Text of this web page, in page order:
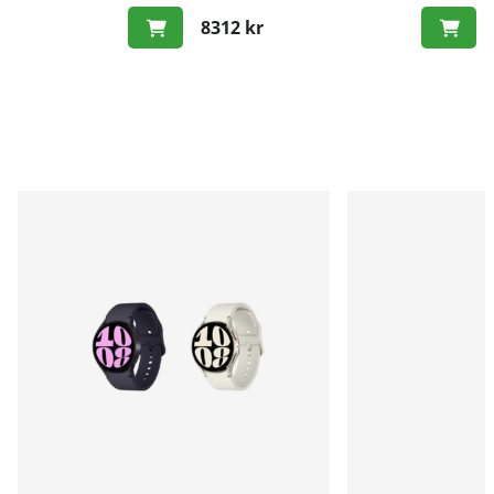
8312 kr